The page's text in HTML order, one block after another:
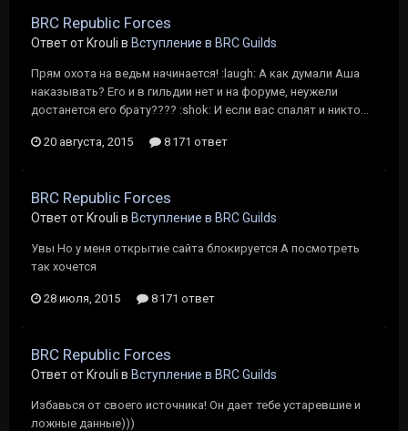
BRC Republic Forces
Ответ от Krouli в Вступление в BRC Guilds
Прям охота на ведьм начинается! :laugh: А как думали Аша
наказывать? Его и в гильдии нет и на форуме, неужели
достанется его брату???? :shok: И если вас спалят и никто...
20 августа, 2015 8 171 ответ
BRC Republic Forces
Ответ от Krouli в Вступление в BRC Guilds
Увы Но у меня открытие сайта блокируется А посмотреть
так хочется
28 июля, 2015 8 171 ответ
BRC Republic Forces
Ответ от Krouli в Вступление в BRC Guilds
Избавься от своего источника! Он дает тебе устаревшие и
ложные данные)))